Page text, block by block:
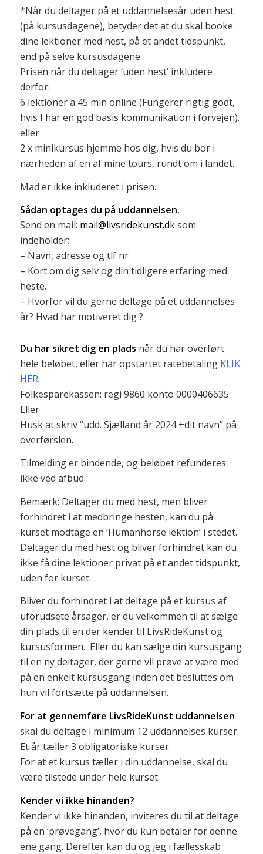
*Når du deltager på et uddannelsesår uden hest
(på kursusdagene), betyder det at du skal booke
dine lektioner med hest, på et andet tidspunkt,
end på selve kursusdagene.
Prisen når du deltager ‘uden hest’ inkludere
derfor:
6 lektioner a 45 min online (Fungerer rigtig godt,
hvis I har en god basis kommunikation i forvejen).
eller
2 x minikursus hjemme hos dig, hvis du bor i
nærheden af en af mine tours, rundt om i landet.
Mad er ikke inkluderet i prisen.
Sådan optages du på uddannelsen.
Send en mail: mail@livsridekunst.dksom
indeholder:
– Navn, adresse og tlf nr
– Kort om dig selv og din tidligere erfaring med
heste.
– Hvorfor vil du gerne deltage på et uddannelses
år? Hvad har motiveret dig ?
Du har sikret dig en plads når du har overført
hele beløbet, eller har opstartet ratebetalingKLIK
HER:
Folkesparekassen: regi 9860 konto 0000406635
Eller
Husk at skriv “udd. Sjælland år 2024 +dit navn” på
overførslen.
Tilmelding er bindende, og beløbet refunderes
ikke ved afbud.
Bemærk: Deltager du med hest, men bliver
forhindret i at medbringe hesten, kan du på
kurset modtage en ‘Humanhorse lektion’ i stedet.
Deltager du med hest og bliver forhindret kan du
ikke få dine lektioner privat på et andet tidspunkt,
uden for kurset.
Bliver du forhindret i at deltage på et kursus af
uforudsete årsager, er du velkommen til at sælge
din plads til en der kender til LivsRideKunst og
kursusformen. Eller du kan sælge din kursusgang
til en ny deltager, der gerne vil prøve at være med
på en enkelt kursusgang inden det besluttes om
hun vil fortsætte på uddannelsen.
For at gennemføre LivsRideKunst uddannelsen
skal du deltage i minimum 12 uddannelses kurser.
Et år tæller 3 obligatoriske kurser.
For at et kursus tæller i din uddannelse, skal du
være tilstede under hele kurset.
Kender vi ikke hinanden?
Kender vi ikke hinanden, inviteres du til at deltage
på en ‘prøvegang’, hvor du kun betaler for denne
ene gang. Derefter kan du og jeg i fællesskab